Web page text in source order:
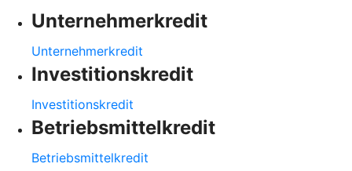
Unternehmerkredit
Unternehmerkredit
Investitionskredit
Investitionskredit
Betriebsmittelkredit
Betriebsmittelkredit